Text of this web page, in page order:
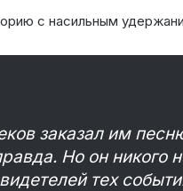
с насильным
заказал им
Но он
тех